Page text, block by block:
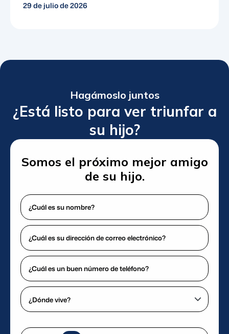
29 de julio de 2026
Hagámoslo juntos
¿Está listo para ver triunfar a
su hijo?
Somos el próximo mejor amigo
de su hijo.
¿Cuál
es
su
nombre?
(Requerido)
¿Cuál
es
su
dirección
de
correo
electrónico?
¿Cuál
es
un
buen
número
de
¿Dónde
vive?